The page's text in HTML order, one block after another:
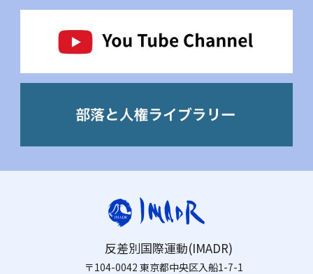
反差別国際運動(IMADR)
〒104-0042 東京都中央区入船1-7-1